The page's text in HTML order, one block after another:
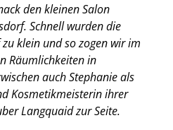
den kleinen Salon
Schnell wurden die
klein und so zogen wir im
Räumlichkeiten in
auch Stephanie als
Kosmetikmeisterin ihrer
Langquaid zur Seite.